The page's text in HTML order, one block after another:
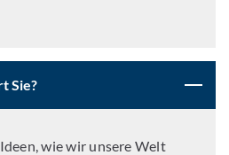
Sie?
wie wir unsere Welt